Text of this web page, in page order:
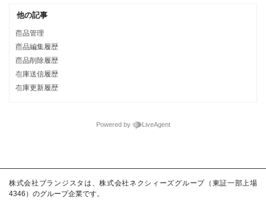
他の記事
商品管理
商品編集履歴
商品削除履歴
在庫送信履歴
在庫更新履歴
Powered by LiveAgent
株式会社ブランジスタは、株式会社ネクシィーズグループ（東証一部上場
4346）のグループ企業です。